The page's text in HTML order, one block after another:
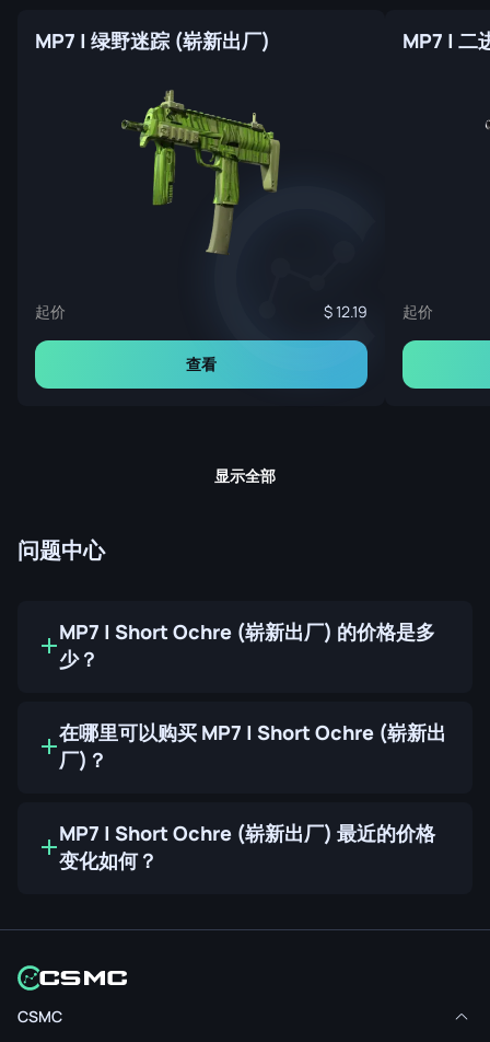
MP7 | 绿野迷踪 (崭新出厂)
起价 12.19
查看
MP7 | 二
起价
显示全部
问题中心
MP7 | Short Ochre (崭新出厂) 的价格是多
少？
在哪里可以购买 MP7 | Short Ochre (崭新出
厂)？
MP7 | Short Ochre (崭新出厂) 最近的价格
变化如何？
CSMC